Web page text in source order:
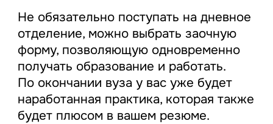
Не обязательно поступать на дневное
отделение, можно выбрать заочную
форму, позволяющую одновременно
получать образование и работать.
По окончании вуза у вас уже будет
наработанная практика, которая также
будет плюсом в вашем резюме.